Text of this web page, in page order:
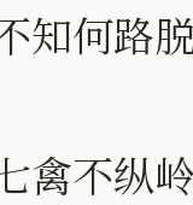
知何路
禽不纵